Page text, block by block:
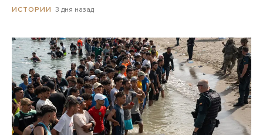
ИСТОРИИ 3 дня назад